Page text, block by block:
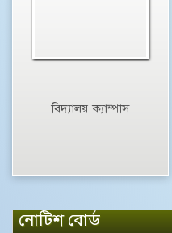
বিদ্যালয় ক্যাম্পাস
নোটিশ বোর্ড